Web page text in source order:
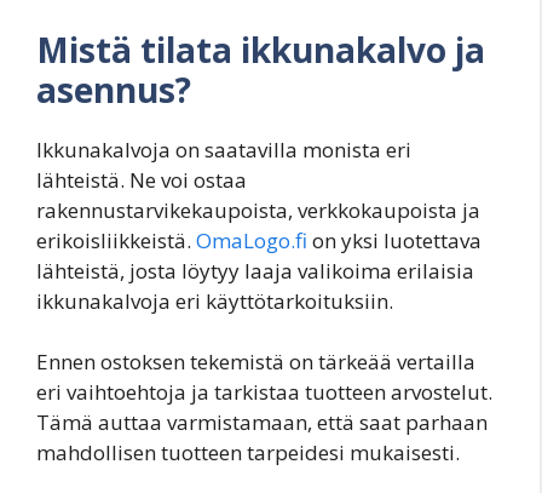
Mistä tilata ikkunakalvo ja
asennus?
Ikkunakalvoja on saatavilla monista eri
lähteistä. Ne voi ostaa
rakennustarvikekaupoista, verkkokaupoista ja
erikoisliikkeistä. OmaLogo.fi on yksi luotettava
lähteistä, josta löytyy laaja valikoima erilaisia
ikkunakalvoja eri käyttötarkoituksiin.
Ennen ostoksen tekemistä on tärkeää vertailla
eri vaihtoehtoja ja tarkistaa tuotteen arvostelut.
Tämä auttaa varmistamaan, että saat parhaan
mahdollisen tuotteen tarpeidesi mukaisesti.